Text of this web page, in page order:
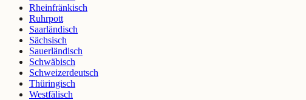
Rheinfränkisch
Ruhrpott
Saarländisch
Sächsisch
Sauerländisch
Schwäbisch
Schweizerdeutsch
Thüringisch
Westfälisch